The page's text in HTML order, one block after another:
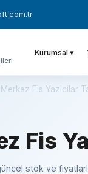
Kurumsal ▾
Fis Yazicilar
Fis
stok ve